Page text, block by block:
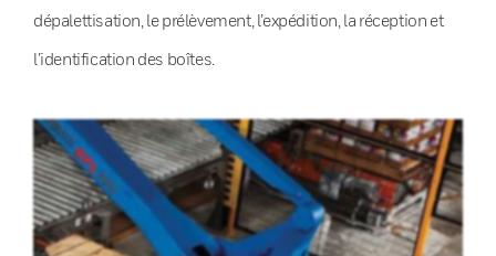
dépalettisation, le prélèvement, l’expédition, la réception et
l’identification des boîtes.